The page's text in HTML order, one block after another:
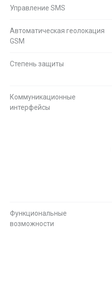
Управление SMS
Автоматическая геолокация
GSM
Степень защиты
Коммуникационные
интерфейсы
Функциональные
возможности